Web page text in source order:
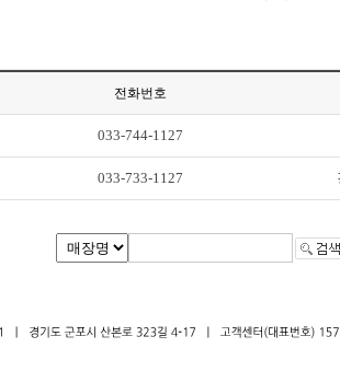
전화번호
033-744-1127
033-733-1127